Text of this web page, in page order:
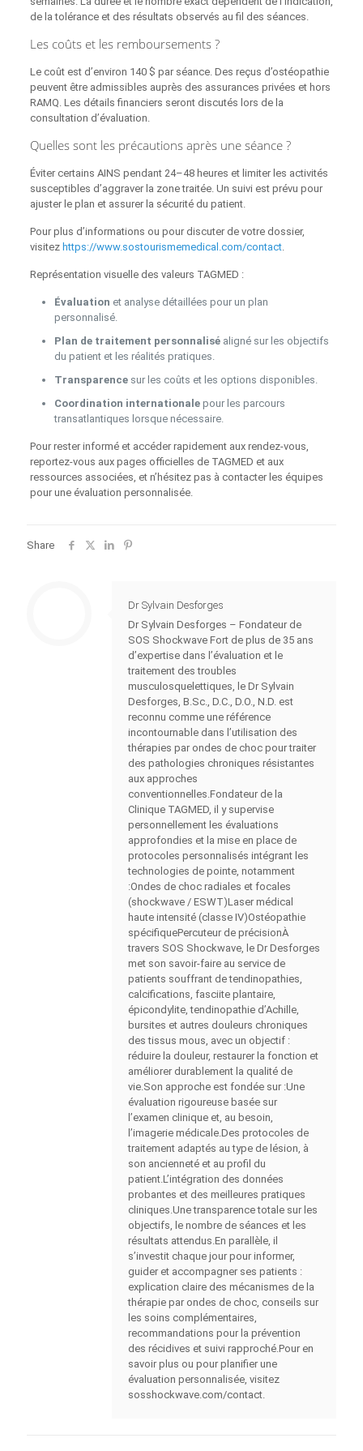
de la tolérance et des résultats observés au fil des séances.
Les coûts et les remboursements ?
Le coût est d’environ 140 $ par séance. Des reçus d’ostéopathie
peuvent être admissibles auprès des assurances privées et hors
RAMQ. Les détails financiers seront discutés lors de la
consultation d’évaluation.
Quelles sont les précautions après une séance ?
Éviter certains AINS pendant 24–48 heures et limiter les activités
susceptibles d’aggraver la zone traitée. Un suivi est prévu pour
ajuster le plan et assurer la sécurité du patient.
Pour plus d’informations ou pour discuter de votre dossier,
visitez https://www.sostourismemedical.com/contact.
Représentation visuelle des valeurs TAGMED :
Évaluation et analyse détaillées pour un plan
personnalisé.
Plan de traitement personnaliséaligné sur les objectifs
du patient et les réalités pratiques.
Transparencesur les coûts et les options disponibles.
Coordination internationalepour les parcours
transatlantiques lorsque nécessaire.
Pour rester informé et accéder rapidement aux rendez‑vous,
reportez-vous aux pages officielles de TAGMED et aux
ressources associées, et n’hésitez pas à contacter les équipes
pour une évaluation personnalisée.
Share
Dr Sylvain Desforges
Dr Sylvain Desforges – Fondateur de
SOS Shockwave Fort de plus de 35 ans
d’expertise dans l’évaluation et le
traitement des troubles
musculosquelettiques, le Dr Sylvain
Desforges, B.Sc., D.C., D.O., N.D. est
reconnu comme une référence
incontournable dans l’utilisation des
thérapies par ondes de choc pour traiter
des pathologies chroniques résistantes
aux approches
conventionnelles.Fondateur de la
Clinique TAGMED, il y supervise
personnellement les évaluations
approfondies et la mise en place de
protocoles personnalisés intégrant les
technologies de pointe, notamment
:Ondes de choc radiales et focales
(shockwave / ESWT)Laser médical
haute intensité (classe IV)Ostéopathie
spécifiquePercuteur de précisionÀ
travers SOS Shockwave, le Dr Desforges
met son savoir-faire au service de
patients souffrant de tendinopathies,
calcifications, fasciite plantaire,
épicondylite, tendinopathie d’Achille,
bursites et autres douleurs chroniques
des tissus mous, avec un objectif :
réduire la douleur, restaurer la fonction et
améliorer durablement la qualité de
vie.Son approche est fondée sur :Une
évaluation rigoureuse basée sur
l’examen clinique et, au besoin,
l’imagerie médicale.Des protocoles de
traitement adaptés au type de lésion, à
son ancienneté et au profil du
patient.L’intégration des données
probantes et des meilleures pratiques
cliniques.Une transparence totale sur les
objectifs, le nombre de séances et les
résultats attendus.En parallèle, il
s’investit chaque jour pour informer,
guider et accompagner ses patients :
explication claire des mécanismes de la
thérapie par ondes de choc, conseils sur
les soins complémentaires,
recommandations pour la prévention
des récidives et suivi rapproché.Pour en
savoir plus ou pour planifier une
évaluation personnalisée, visitez
sosshockwave.com/contact.